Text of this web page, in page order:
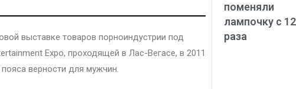
выставке товаров порноиндустрии под
Expo, проходящей в Лас-Вегасе, в 2011
верности для мужчин.
поменяли
лампочку с 12
раза